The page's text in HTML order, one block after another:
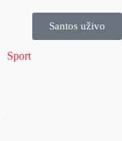
Santos uživo
Sport